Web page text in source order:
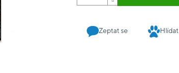
Zeptat se Hlídat